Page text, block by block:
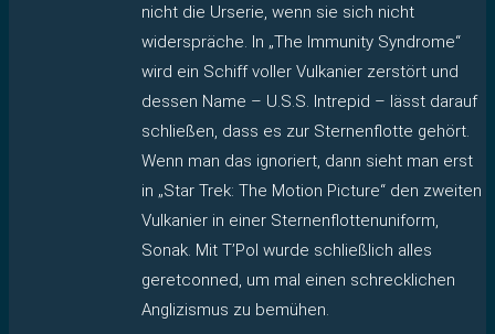
nicht die Urserie, wenn sie sich nicht
widerspräche. In „The Immunity Syndrome“
wird ein Schiff voller Vulkanier zerstört und
dessen Name – U.S.S. Intrepid – lässt darauf
schließen, dass es zur Sternenflotte gehört.
Wenn man das ignoriert, dann sieht man erst
in „Star Trek: The Motion Picture“ den zweiten
Vulkanier in einer Sternenflottenuniform,
Sonak. Mit T’Pol wurde schließlich alles
geretconned, um mal einen schrecklichen
Anglizismus zu bemühen.